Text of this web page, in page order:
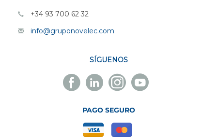
+34 93 700 62 32
info@gruponovelec.com
SÍGUENOS
Facebook
Novelec
Linkedin
Novelec
Instagram
Novelec
Youtube
Novelec
PAGO SEGURO